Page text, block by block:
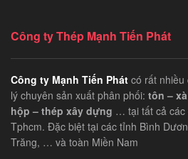
Công ty Thép Mạnh Tiến Phát
Công ty Mạnh Tiến Phát có rất
lý chuyên sản xuất phân phối: tôn –
hộp – thép xây dựng … tại tất cả các
Tphcm. Đặc biệt tại các tỉnh Bình
Trăng, … và toàn Miền Nam